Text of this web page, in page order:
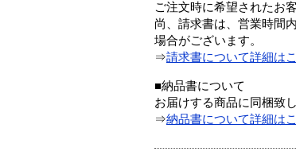
ご注文時に希望されたお
尚、請求書は、営業時間
場合がございます。
⇒請求書について詳細は
■納品書について
お届けする商品に同梱致し
⇒納品書について詳細は